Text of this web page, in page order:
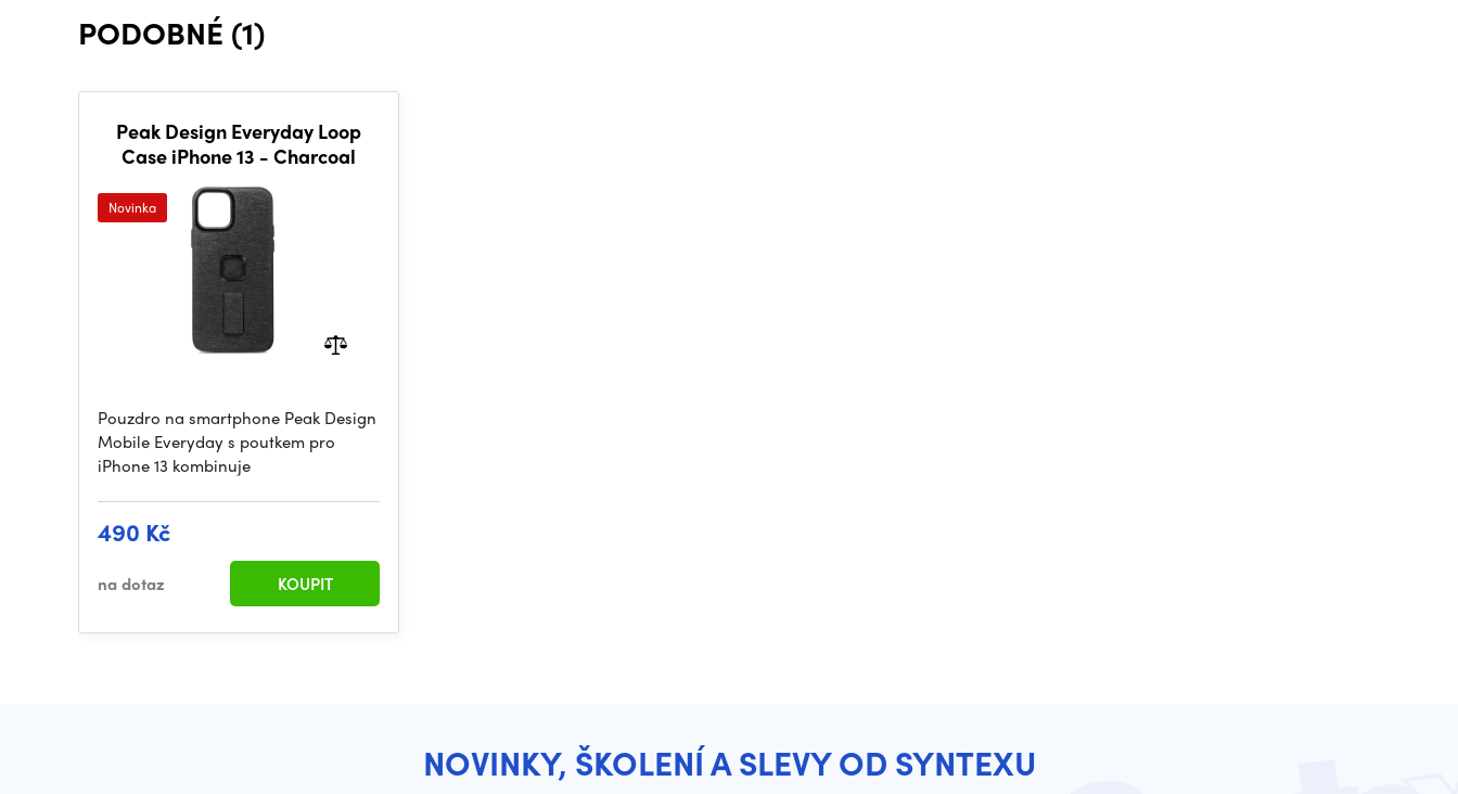
PODOBNÉ (1)
Peak Design Everyday Loop
Case iPhone 13 - Charcoal
Novinka
Pouzdro na smartphone Peak Design
Mobile Everyday s poutkem pro
iPhone 13 kombinuje
490 Kč
na dotaz KOUPIT
NOVINKY, ŠKOLENÍ A SLEVY OD SYNTEXU